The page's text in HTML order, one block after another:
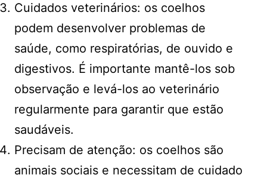
Cuidados veterinários: os coelhos
podem desenvolver problemas de
saúde, como respiratórias, de ouvido e
digestivos. É importante mantê-los sob
observação e levá-los ao veterinário
regularmente para garantir que estão
saudáveis.
Precisam de atenção: os coelhos são
animais sociais e necessitam de cuidado